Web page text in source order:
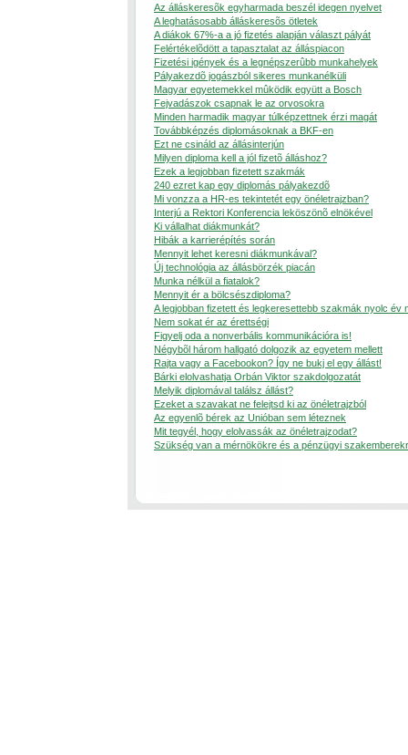
Az álláskeresõk egyharmada beszél idegen nyelvet
A leghatásosabb álláskeresõs ötletek
A diákok 67%-a a jó fizetés alapján választ pályát
Felértékelõdött a tapasztalat az álláspiacon
Fizetési igények és a legnépszerûbb munkahelyek
Pályakezdõ jogászból sikeres munkanélküli
Magyar egyetemekkel mûködik együtt a Bosch
Fejvadászok csapnak le az orvosokra
Minden harmadik magyar túlképzettnek érzi magát
Továbbképzés diplomásoknak a BKF-en
Ezt ne csináld az állásinterjún
Milyen diploma kell a jól fizetõ álláshoz?
Ezek a legjobban fizetett szakmák
240 ezret kap egy diplomás pályakezdõ
Mi vonzza a HR-es tekintetét egy önéletrajzban?
Interjú a Rektori Konferencia leköszönõ elnökével
Ki vállalhat diákmunkát?
Hibák a karrierépítés során
Mennyit lehet keresni diákmunkával?
Új technológia az állásbörzék piacán
Munka nélkül a fiatalok?
Mennyit ér a bölcsészdiploma?
A legjobban fizetett és legkeresettebb szakmák nyolc év
Nem sokat ér az érettségi
Figyelj oda a nonverbális kommunikációra is!
Négybõl három hallgató dolgozik az egyetem mellett
Rajta vagy a Facebookon? Így ne bukj el egy állást!
Bárki elolvashatja Orbán Viktor szakdolgozatát
Melyik diplomával találsz állást?
Ezeket a szavakat ne felejtsd ki az önéletrajzból
Az egyenlõ bérek az Unióban sem léteznek
Mit tegyél, hogy elolvassák az önéletrajzodat?
Szükség van a mérnökökre és a pénzügyi